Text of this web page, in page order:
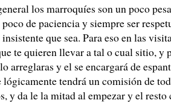
los marroquíes son un poco
de paciencia y siempre ser
que sea. Para eso en las
te quieren llevar a tal o cual sitio, y
arreglaras y el se encargará de
tendrá un comisión de
y da le la mitad al empezar y el